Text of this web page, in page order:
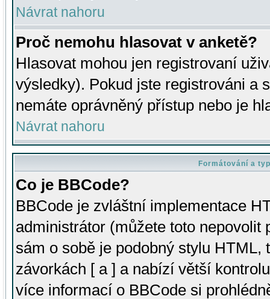
Návrat nahoru
Proč nemohu hlasovat v anketě?
Hlasovat mohou jen registrovaní
výsledky). Pokud jste registrováni a
nemáte oprávněný přístup nebo je
Návrat nahoru
Formátování a
Co je BBCode?
BBCode je zvláštní implementace
administrátor (můžete toto
sám o sobě je podobný stylu HTML,
závorkách [ a ] a nabízí větší
více informací o BBCode si